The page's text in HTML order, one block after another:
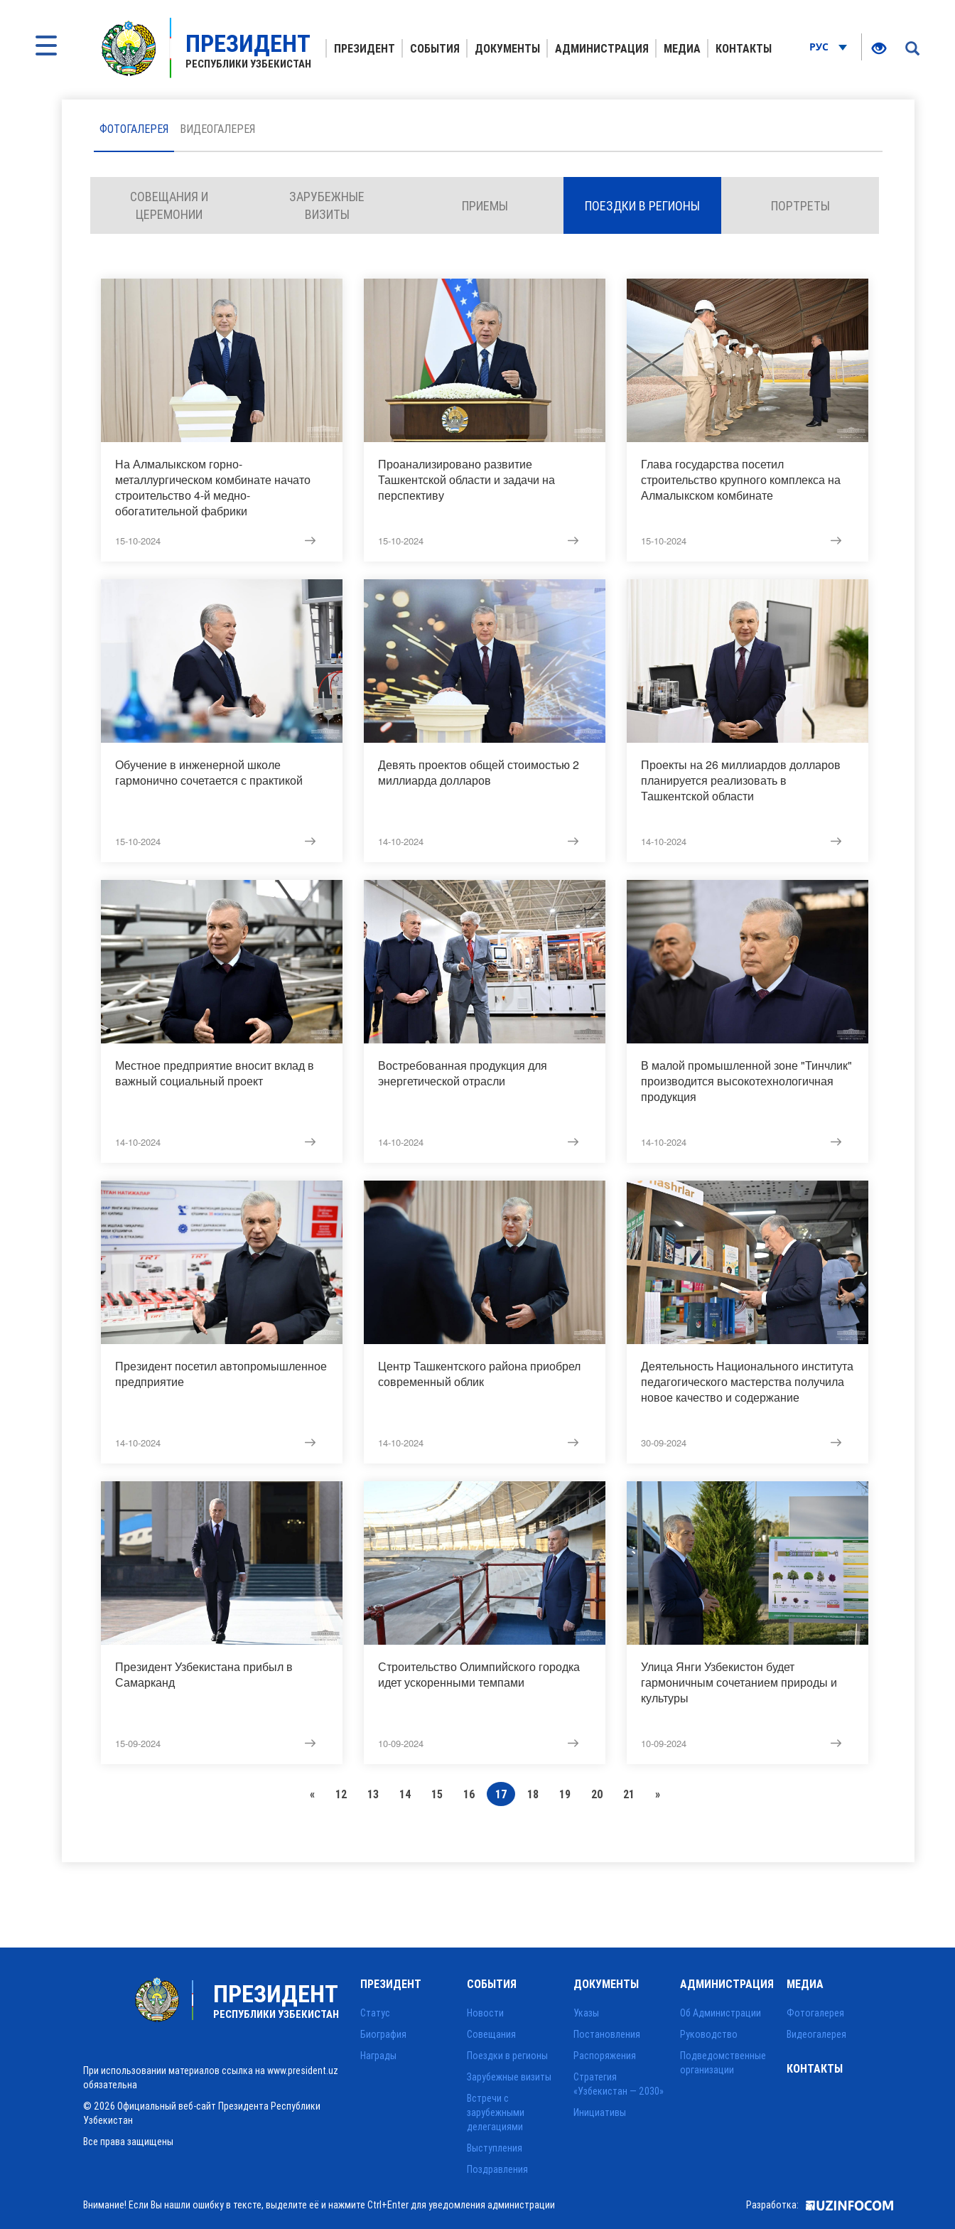
ПРЕЗИДЕНТ
РЕСПУБЛИКИ УЗБЕКИСТАН
ПРЕЗИДЕНТ СОБЫТИЯ ДОКУМЕНТЫ АДМИНИСТРАЦИЯ МЕДИА КОНТАКТЫ РУС
ФОТОГАЛЕРЕЯ ВИДЕОГАЛЕРЕЯ
СОВЕЩАНИЯ И
ЦЕРЕМОНИИ
ЗАРУБЕЖНЫЕ
ВИЗИТЫ
ПРИЕМЫ ПОЕЗДКИ В РЕГИОНЫ ПОРТРЕТЫ
На Алмалыкском горно-
металлургическом комбинате начато
строительство 4-й медно-
обогатительной фабрики
15-10-2024
Проанализировано развитие
Ташкентской области и задачи на
перспективу
15-10-2024
Глава государства посетил
строительство крупного комплекса на
Алмалыкском комбинате
15-10-2024
Обучение в инженерной школе
гармонично сочетается с практикой
15-10-2024
Девять проектов общей стоимостью 2
миллиарда долларов
14-10-2024
Проекты на 26 миллиардов долларов
планируется реализовать в
Ташкентской области
14-10-2024
Местное предприятие вносит вклад в
важный социальный проект
14-10-2024
Востребованная продукция для
энергетической отрасли
14-10-2024
В малой промышленной зоне "Тинчлик"
производится высокотехнологичная
продукция
14-10-2024
Президент посетил автопромышленное
предприятие
14-10-2024
Центр Ташкентского района приобрел
современный облик
14-10-2024
Деятельность Национального института
педагогического мастерства получила
новое качество и содержание
30-09-2024
Президент Узбекистана прибыл в
Самарканд
15-09-2024
Строительство Олимпийского городка
идет ускоренными темпами
10-09-2024
Улица Янги Узбекистон будет
гармоничным сочетанием природы и
культуры
10-09-2024
« 12 13 14 15 16 17 18 19 20 21 »
ПРЕЗИДЕНТ
РЕСПУБЛИКИ УЗБЕКИСТАН
При использовании материалов ссылка на www.president.uz
обязательна
© 2026 Официальный веб-сайт Президента Республики
Узбекистан
Все права защищены
ПРЕЗИДЕНТ
Статус
Биография
Награды
СОБЫТИЯ
Новости
Совещания
Поездки в регионы
Зарубежные визиты
Встречи с
зарубежными
делегациями
Выступления
Поздравления
ДОКУМЕНТЫ
Указы
Постановления
Распоряжения
Стратегия
«Узбекистан — 2030»
Инициативы
АДМИНИСТРАЦИЯ
Об Администрации
Руководство
Подведомственные
организации
МЕДИА
Фотогалерея
Видеогалерея
КОНТАКТЫ
Внимание! Если Вы нашли ошибку в тексте, выделите её и нажмите Ctrl+Enter для уведомления администрации Разработка: